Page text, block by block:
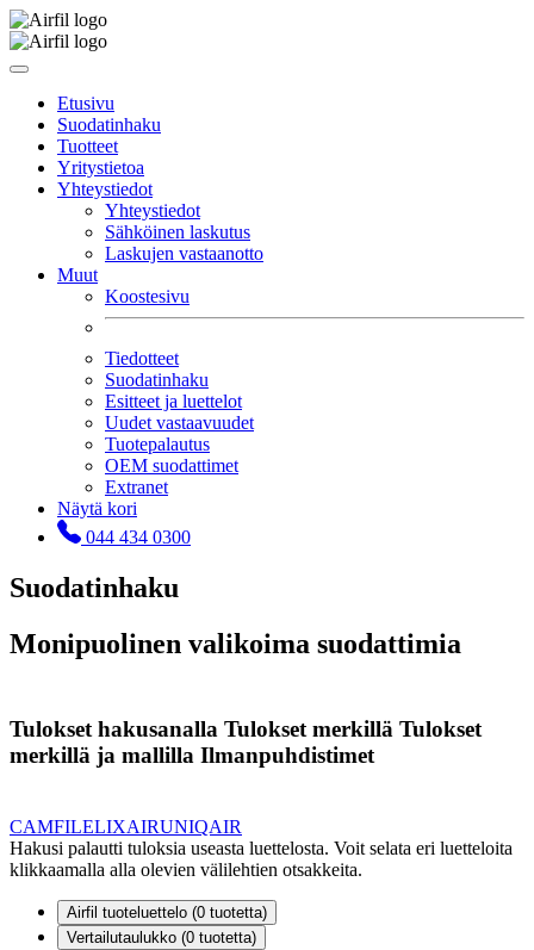
Etusivu
Suodatinhaku
Tuotteet
Yritystietoa
Yhteystiedot
Yhteystiedot
Sähköinen laskutus
Laskujen vastaanotto
Muut
Koostesivu
Tiedotteet
Suodatinhaku
Esitteet ja luettelot
Uudet vastaavuudet
Tuotepalautus
OEM suodattimet
Extranet
Näytä kori
044 434 0300
Suodatinhaku
Monipuolinen valikoima suodattimia
Tulokset hakusanalla Tulokset merkillä Tulokset
merkillä ja mallilla Ilmanpuhdistimet
CAMFILELIXAIRUNIQAIR
Hakusi palautti tuloksia useasta luettelosta. Voit selata eri luetteloita
klikkaamalla alla olevien välilehtien otsakkeita.
Airfil tuoteluettelo (0 tuotetta)
Vertailutaulukko (0 tuotetta)